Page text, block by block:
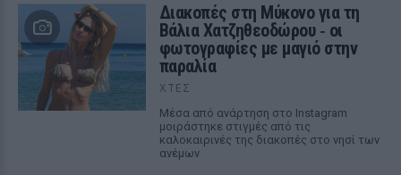
Διακοπές στη Μύκονο για τη
Βάλια Χατζηθεοδώρου ‑ οι
φωτογραφίες με μαγιό στην
παραλία
ΧΤΕΣ
Μέσα από ανάρτηση στο Instagram
μοιράστηκε στιγμές από τις
καλοκαιρινές της διακοπές στο νησί των
ανέμων